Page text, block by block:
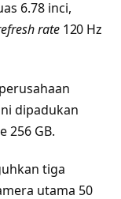
6.78 inci,
rate120 Hz
dipadukan
256 GB.
tiga
utama 50